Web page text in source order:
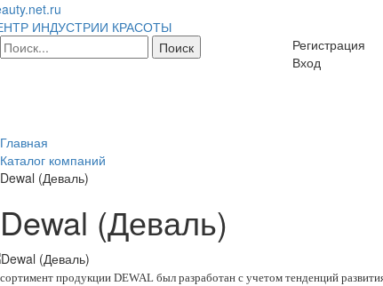
ИНДУСТРИИ КРАСОТЫ
Регистрация
Вход
Главная
Каталог компаний
Dewal (Деваль)
Dewal (Деваль)
продукции DEWAL был разработан с учетом тенденций